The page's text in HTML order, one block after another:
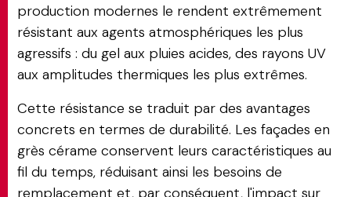
production modernes le rendent extrêmement
résistant aux agents atmosphériques les plus
agressifs : du gel aux pluies acides, des rayons UV
aux amplitudes thermiques les plus extrêmes.
Cette résistance se traduit par des avantages
concrets en termes de durabilité. Les façades en
grès cérame conservent leurs caractéristiques au
fil du temps, réduisant ainsi les besoins de
remplacement et, par conséquent, l'impact sur